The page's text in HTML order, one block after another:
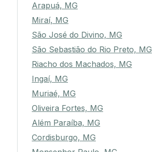
Arapuá, MG
Miraí, MG
São José do Divino, MG
São Sebastião do Rio Preto, MG
Riacho dos Machados, MG
Ingaí, MG
Muriaé, MG
Oliveira Fortes, MG
Além Paraíba, MG
Cordisburgo, MG